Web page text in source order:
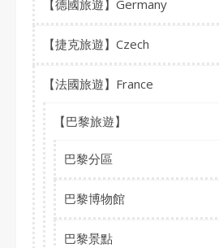
【德國旅遊】Germany
【捷克旅遊】Czech
【法國旅遊】France
【巴黎旅遊】
巴黎分區
巴黎博物館
巴黎景點